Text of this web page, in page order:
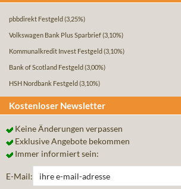
pbbdirekt Festgeld (3,25%)
Volkswagen Bank Plus Sparbrief(3,10%)
Kommunalkredit Invest Festgeld (3,10%)
Bank of Scotland Festgeld (3,00%)
HSH Nordbank Festgeld (3,10%)
Kostenloser Newsletter
Keine Änderungen verpassen
Exklusive Angebote bekommen
Immer informiert sein:
E-Mail: